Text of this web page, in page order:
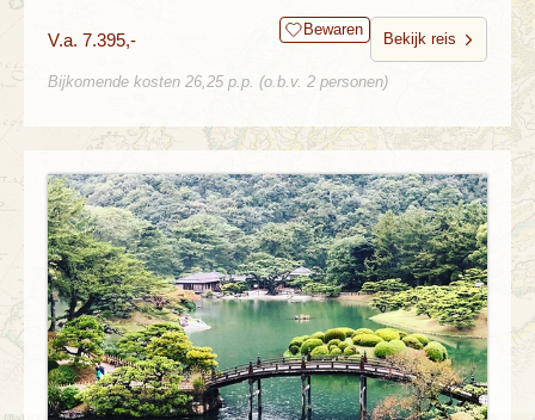
V.a. 7.395,- Bewaren
Bekijk reis
Bijkomende kosten 26,25 p.p. (o.b.v. 2 personen)